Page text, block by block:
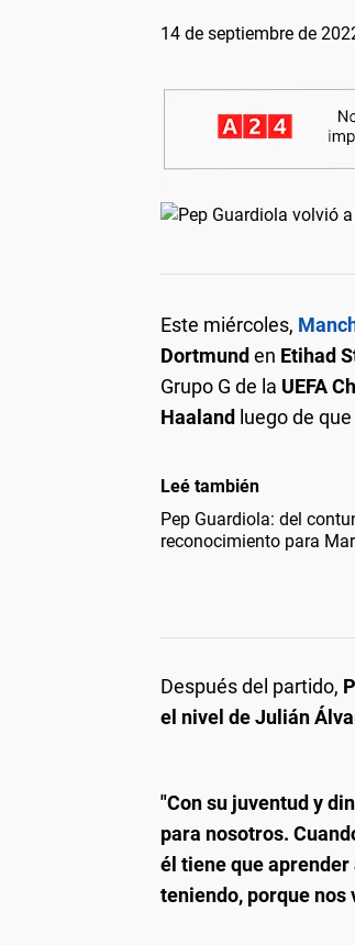
14 de septiembre de
Este miércoles,
Dortmunden Etihad
Grupo G de la UEFA
Haaland luego de que
Leé también
Pep Guardiola: del
reconocimiento para
Después del partido,
el nivel de Julián
"Con su juventud y
para nosotros.
él tiene que
teniendo, porque nos